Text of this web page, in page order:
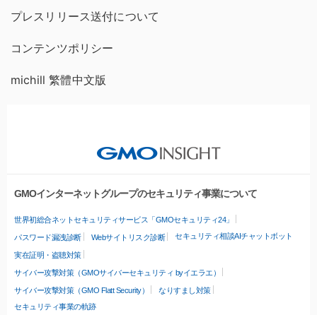
プレスリリース送付について
コンテンツポリシー
michill 繁體中文版
GMOインターネットグループのセキュリティ事業について
世界初総合ネットセキュリティサービス「GMOセキュリティ24」
パスワード漏洩診断 Webサイトリスク診断 セキュリティ相談AIチャットボット
実在証明・盗聴対策
サイバー攻撃対策（GMOサイバーセキュリティ byイエラエ）
サイバー攻撃対策（GMO Flatt Security）
なりすまし対策
セキュリティ事業の軌跡